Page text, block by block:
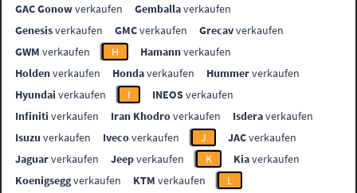
GAC Gonowverkaufen Gemballaverkaufen
Genesisverkaufen GMCverkaufen Grecavverkaufen
GWM verkaufen H Hamannverkaufen
Holdenverkaufen Hondaverkaufen Hummerverkaufen
Hyundai verkaufen I INEOSverkaufen
Infiniti verkaufen Iran Khodroverkaufen Isderaverkaufen
Isuzu verkaufen Ivecoverkaufen J JACverkaufen
Jaguarverkaufen Jeepverkaufen K Kiaverkaufen
Koenigseggverkaufen KTM verkaufen
L